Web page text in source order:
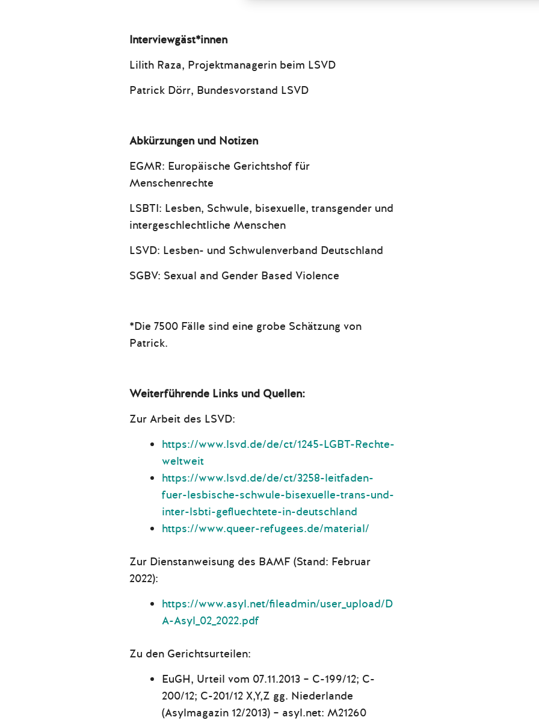
Interviewgäst*innen
Lilith Raza, Projektmanagerin beim LSVD
Patrick Dörr, Bundesvorstand LSVD
Abkürzungen und Notizen
EGMR: Europäische Gerichtshof für
Menschenrechte
LSBTI: Lesben, Schwule, bisexuelle, transgender und
intergeschlechtliche Menschen
LSVD: Lesben- und Schwulenverband Deutschland
SGBV: Sexual and Gender Based Violence
*Die 7500 Fälle sind eine grobe Schätzung von
Patrick.
Weiterführende Links und Quellen:
Zur Arbeit des LSVD:
https://www.lsvd.de/de/ct/1245-LGBT-Rechte-
weltweit
https://www.lsvd.de/de/ct/3258-leitfaden-
fuer-lesbische-schwule-bisexuelle-trans-und-
inter-lsbti-gefluechtete-in-deutschland
https://www.queer-refugees.de/material/
Zur Dienstanweisung des BAMF (Stand: Februar
2022):
https://www.asyl.net/fileadmin/user_upload/D
A-Asyl_02_2022.pdf
Zu den Gerichtsurteilen:
EuGH, Urteil vom 07.11.2013 – C-199/12; C-
200/12; C-201/12 X,Y,Z gg. Niederlande
(Asylmagazin 12/2013) – asyl.net: M21260